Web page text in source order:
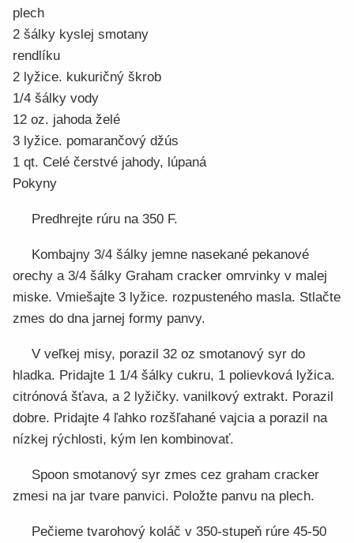
plech
2 šálky kyslej smotany
rendlíku
2 lyžice. kukuričný škrob
1/4 šálky vody
12 oz. jahoda želé
3 lyžice. pomarančový džús
1 qt. Celé čerstvé jahody, lúpaná
Pokyny
Predhrejte rúru na 350 F.
Kombajny 3/4 šálky jemne nasekané pekanové
orechy a 3/4 šálky Graham cracker omrvinky v malej
miske. Vmiešajte 3 lyžice. rozpusteného masla. Stlačte
zmes do dna jarnej formy panvy.
V veľkej misy, porazil 32 oz smotanový syr do
hladka. Pridajte 1 1/4 šálky cukru, 1 polievková lyžica.
citrónová šťava, a 2 lyžičky. vanilkový extrakt. Porazil
dobre. Pridajte 4 ľahko rozšľahané vajcia a porazil na
nízkej rýchlosti, kým len kombinovať.
Spoon smotanový syr zmes cez graham cracker
zmesi na jar tvare panvici. Položte panvu na plech.
Pečieme tvarohový koláč v 350-stupeň rúre 45-50